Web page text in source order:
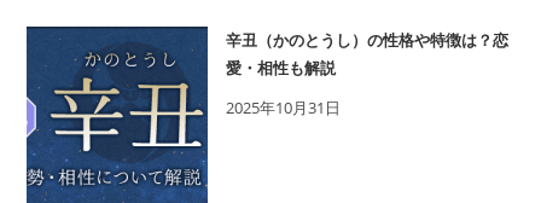
辛丑（かのとうし）の性格や特徴は？恋
愛・相性も解説
2025年10月31日